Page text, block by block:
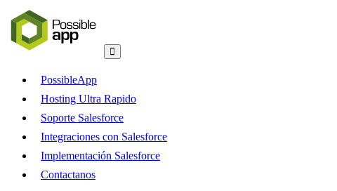
PossibleApp
Hosting Ultra Rapido
Soporte Salesforce
Integraciones con Salesforce
Implementación Salesforce
Contactanos